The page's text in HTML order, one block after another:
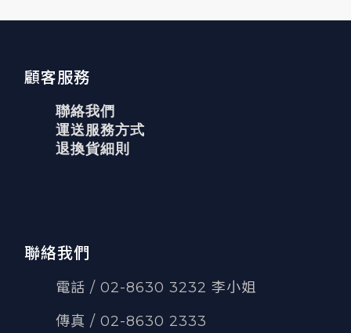
顧客服務
聯絡我們
運送服務方式
退換貨細則
聯絡我們
電話 / 02-8630 3232 李小姐
傳真 / 02-8630 2333